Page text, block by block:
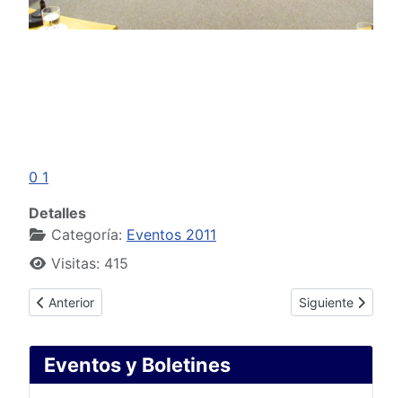
Eventos y Boletines
0 1
Detalles
Categoría: Eventos 2011
Visitas: 415
Artículo anterior: 1ª Jornada Técnica 2011: Presupuesto con
Anterior Artículo
Siguiente